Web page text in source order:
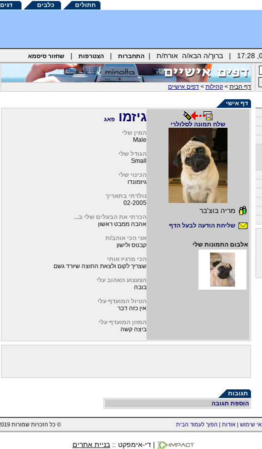
דגים כלבים חתולים
התחברות | הצטרפות | שחזור סיסמא
דף הבית > קהילות > דפים אישיים
דף אישי
גיזמו
פאג
המין שלי
Male
הגודל שלי
Small
הכינוי שלי
גיזמונדו
נולדתי בתאריך
02-2005
הכרתי את הבעלים שלי ב...
אהבה ממבט ראשון
אני הכי אוהב/ת
קבנוס ולישון
הכי מרגיז אותי
שצריך לקום ולצאת החוצה שיורד גשם
הצעצוע האהוב עלי
בובה
הטיול המועדף עלי
אין כזה דבר
המזון המועדף עלי
ביצה קשה
שלח תמונה לסלולרי
מריה בוצ'בר
שליחת הודעה לבעל הדף
אלבום התמונות שלי
תגובות
הוספת תגובה
www.petking.co.il 2001-2019 כל הזכויות שמורות © שימוש | אודות | הפוך לעמוד הבית
| די-אימפקט :: בניית אתרים